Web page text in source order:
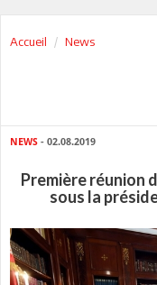
Accueil News
NEWS - 02.08.2019
Première réunion
sous la